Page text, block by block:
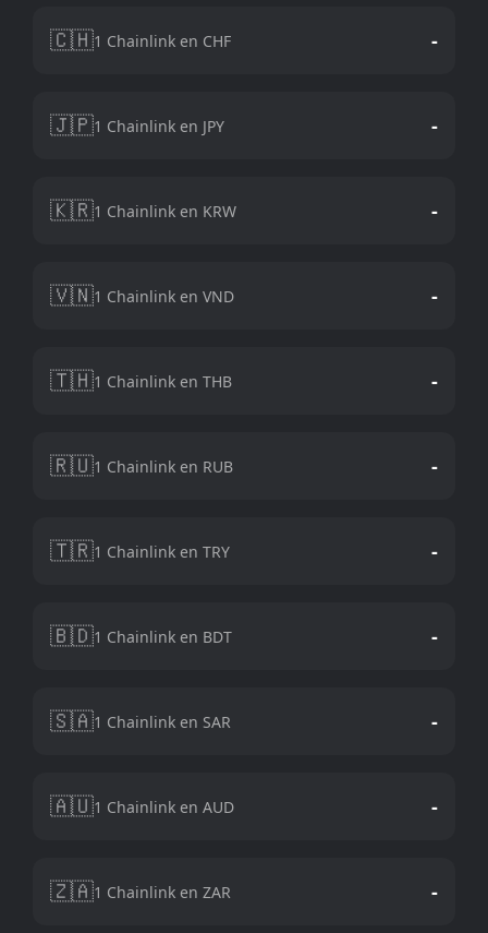
🇨🇭1 Chainlink en CHF -
🇯🇵1 Chainlink en JPY -
🇰🇷1 Chainlink en KRW -
🇻🇳1 Chainlink en VND -
🇹🇭1 Chainlink en THB -
🇷🇺1 Chainlink en RUB -
🇹🇷1 Chainlink en TRY -
🇧🇩1 Chainlink en BDT -
🇸🇦1 Chainlink en SAR -
🇦🇺1 Chainlink en AUD -
🇿🇦1 Chainlink en ZAR -